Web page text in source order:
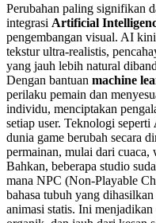
Perubahan paling signifikan
integrasi Artificial
pengembangan visual. AI
tekstur ultra-realistis,
yang jauh lebih natural
Dengan bantuan machine
perilaku pemain dan
individu, menciptakan
setiap user. Teknologi seperti
dunia game berubah secara
permainan, mulai dari cuaca,
Bahkan, beberapa studio
mana NPC (Non-Playable
bahasa tubuh yang
animasi statis. Ini